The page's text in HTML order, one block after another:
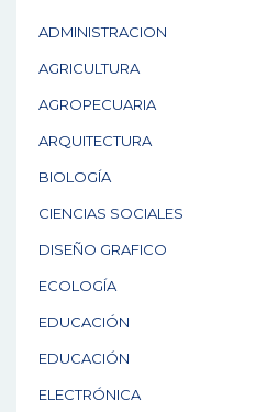
ADMINISTRACION
AGRICULTURA
AGROPECUARIA
ARQUITECTURA
BIOLOGÍA
CIENCIAS SOCIALES
DISEÑO GRAFICO
ECOLOGÍA
EDUCACIÓN
EDUCACIÓN
ELECTRÓNICA